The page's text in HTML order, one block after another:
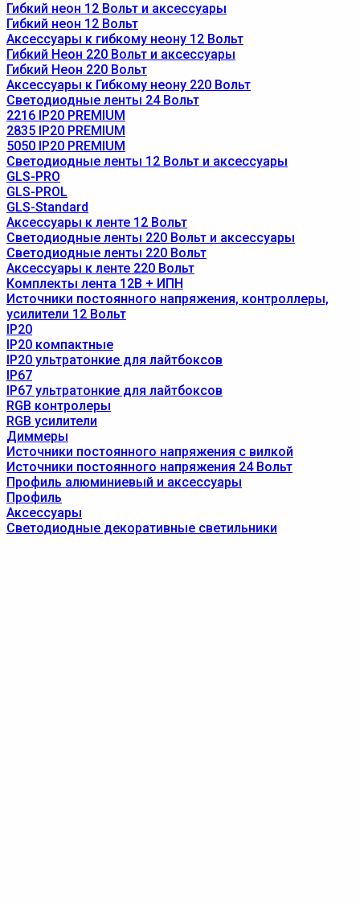
Гибкий неон 12 Вольт и аксессуары
Гибкий неон 12 Вольт
Аксессуары к гибкому неону 12 Вольт
Гибкий Неон 220 Вольт и аксессуары
Гибкий Неон 220 Вольт
Аксессуары к Гибкому неону 220 Вольт
Светодиодные ленты 24 Вольт
2216 IP20 PREMIUM
2835 IP20 PREMIUM
5050 IP20 PREMIUM
Светодиодные ленты 12 Вольт и аксессуары
GLS-PRO
GLS-PROL
GLS-Standard
Аксессуары к ленте 12 Вольт
Светодиодные ленты 220 Вольт и аксессуары
Светодиодные ленты 220 Вольт
Аксессуары к ленте 220 Вольт
Комплекты лента 12В + ИПН
Источники постоянного напряжения, контроллеры,
усилители 12 Вольт
IP20
IP20 компактные
IP20 ультратонкие для лайтбоксов
IP67
IP67 ультратонкие для лайтбоксов
RGB контролеры
RGB усилители
Диммеры
Источники постоянного напряжения с вилкой
Источники постоянного напряжения 24 Вольт
Профиль алюминиевый и аксессуары
Профиль
Аксессуары
Светодиодные декоративные светильники